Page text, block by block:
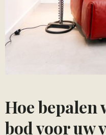
Hoe
bod voor uw